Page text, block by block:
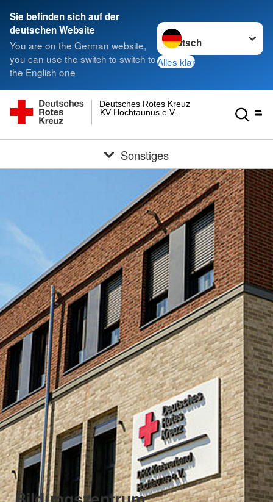
Sie befinden sich auf der
deutschen Website
You are on the German website,
you can use the switch to switch to
the English one
Sprache wechseln zu
Alles klar
KV Hochtaunus e.V.
Deutsches Rotes Kreuz
Sonstiges